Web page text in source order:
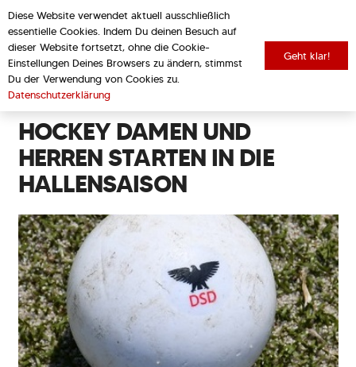
HOCKEY DAMEN UND
HERREN STARTEN IN DIE
HALLENSAISON
zurück zur Übersicht
Diese Website verwendet aktuell ausschließlich
essentielle Cookies. Indem Du deinen Besuch auf
dieser Website fortsetzt, ohne die Cookie-
Einstellungen Deines Browsers zu ändern, stimmst
Du der Verwendung von Cookies zu.
Datenschutzerklärung
Geht klar!